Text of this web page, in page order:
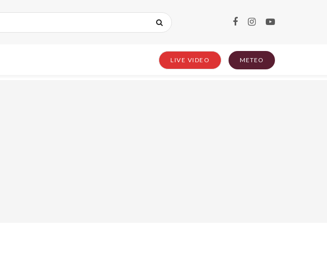
LIVE VIDEO METEO